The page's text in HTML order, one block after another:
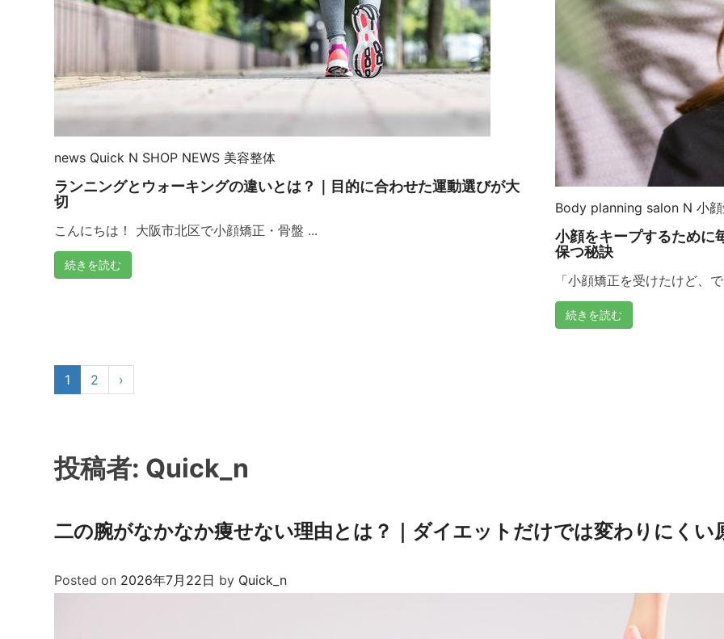
news Quick N SHOP NEWS 美容整体
ランニングとウォーキングの違いとは？｜目的に合わせた運動選びが大
切
こんにちは！ 大阪市北区で小顔矯正・骨盤 ...
続きを読む
Body planning salon N 小
小顔をキープするために
保つ秘訣
「小顔矯正を受けたけど、
続きを読む
1 2 ›
投稿者: Quick_n
二の腕がなかなか痩せない理由とは？｜ダイエットだけでは変わりにくい
Posted on 2026年7月22日 by Quick_n